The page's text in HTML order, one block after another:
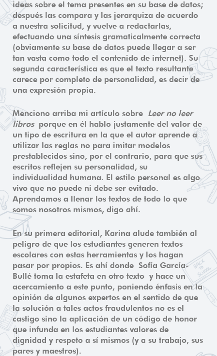
ideas sobre el tema presentes en su base de datos;
después las compara y las jerarquiza de acuerdo
a nuestra solicitud, y vuelve a redactarlas,
efectuando una síntesis gramaticalmente correcta
(obviamente su base de datos puede llegar a ser
tan vasta como todo el contenido de internet). Su
segunda característica es que el texto resultante
carece por completo de personalidad, es decir de
una expresión propia.
Menciono arriba mi artículo sobre Leer no leer
librosporque en él hablo justamente del valor de
un tipo de escritura en la que el autor aprende a
utilizar las reglas no para imitar modelos
prestablecidos sino, por el contrario, para que sus
escritos reflejen su personalidad, su
individualidad humana. El estilo personal es algo
vivo que no puede ni debe ser evitado.
Aprendamos a llenar los textos de todo lo que
somos nosotros mismos, digo ahí.
En su primera editorial, Karina alude también al
peligro de que los estudiantes generen textos
escolares con estas herramientas y los hagan
pasar por propios. Es ahí donde Sofía García-
Bullé toma la estafeta en otro texto y hace un
acercamiento a este punto, poniendo énfasis en la
opinión de algunos expertos en el sentido de que
la solución a tales actos fraudulentos no es el
castigo sino la aplicación de un código de honor
que infunda en los estudiantes valores de
dignidad y respeto a sí mismos (y a su trabajo, sus
pares y maestros).